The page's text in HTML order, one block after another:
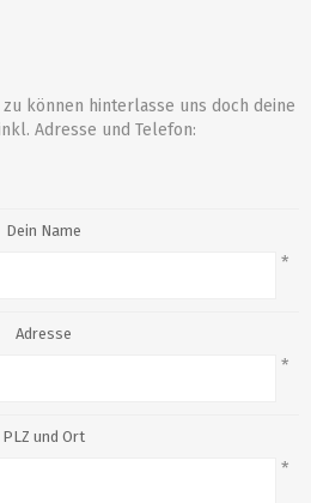
können hinterlasse uns doch deine
Adresse und Telefon:
Dein Name
*
Adresse
*
PLZ und Ort
*